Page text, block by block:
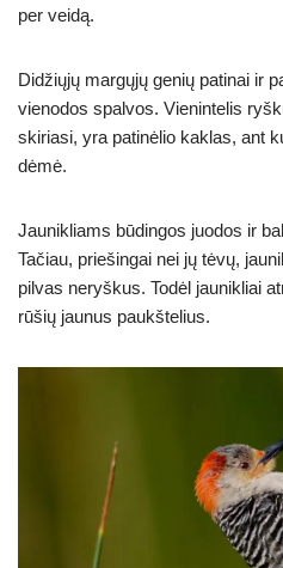
per veidą.
Didžiųjų margųjų genių patinai ir
vienodos spalvos. Vienintelis
skiriasi, yra patinėlio kaklas, ant
dėmė.
Jaunikliams būdingos juodos ir
Tačiau, priešingai nei jų tėvų,
pilvas neryškus. Todėl jaunikliai
rūšių jaunus paukštelius.